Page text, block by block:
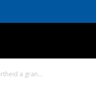
a gran...